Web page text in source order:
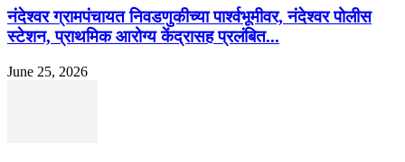
नंदेश्वर ग्रामपंचायत निवडणुकीच्या पार्श्वभूमीवर, नंदेश्वर पोलीस
स्टेशन, प्राथमिक आरोग्य केंद्रासह प्रलंबित...
June 25, 2026